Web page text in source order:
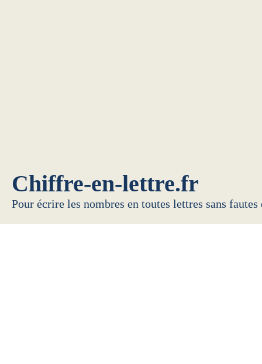
Chiffre-en-lettre.fr
Pour écrire les nombres en toutes lettres sans